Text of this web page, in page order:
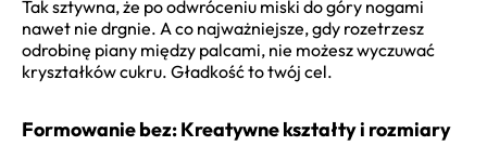
Tak sztywna, że po odwróceniu miski do góry nogami
nawet nie drgnie. A co najważniejsze, gdy rozetrzesz
odrobinę piany między palcami, nie możesz wyczuwać
kryształków cukru. Gładkość to twój cel.
Formowanie bez: Kreatywne kształty i rozmiary